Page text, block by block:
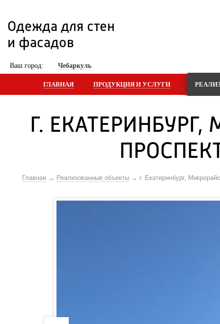
Одежда для стен
и фасадов
Ваш город: Чебаркуль
ГЛАВНАЯ ПРОДУКЦИЯ И УСЛУГИ
Г.
Главная Реализованные объекты г. Екатеринбург,